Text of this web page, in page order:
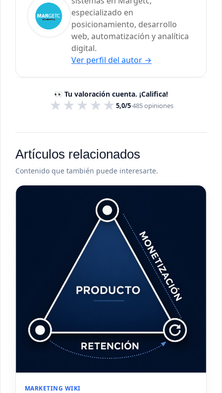
especializado en
posicionamiento, desarrollo
web, automatización y analítica
digital.
Ver perfil del autor →
👀 Tu valoración cuenta. ¡Califica!
★
★
★
★
★ 5,0/5·485opiniones
Artículos relacionados
Contenido que también puede interesarte.
MARKETING WIKI